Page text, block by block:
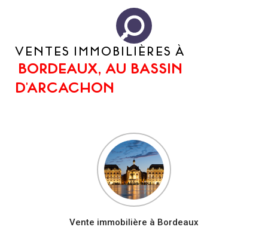
VENTES IMMOBILIÈRES À
BORDEAUX, AU BASSIN
D'ARCACHON
Vente immobilière à Bordeaux